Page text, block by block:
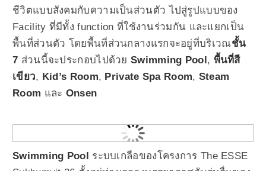
ชีวิตแบบสังคมกับความเป็นส่วนตัว ไปสู่รูปแบบของ
Facility ที่มีทั้ง function ที่ใช้งานร่วมกัน และแยกเป็น
พื้นที่ส่วนตัว โดยพื้นที่ส่วนกลางแรกจะอยู่ที่บริเวณชั้น
7 ส่วนนี้จะประกอบไปด้วยSwimming Pool, พื้นที่สี
เขียว, Kid’s Room, Private Spa Room, Steam
Room และ Onsen
Swimming Pool ระบบเกลือของโครงการ The ESSE